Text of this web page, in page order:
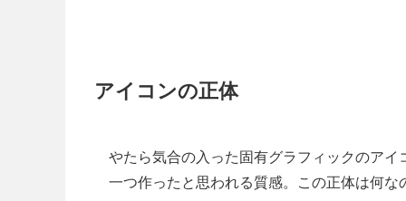
アイコンの正体
やたら気合の入った固有グラフィックのア
一つ作ったと思われる質感。この正体は何な